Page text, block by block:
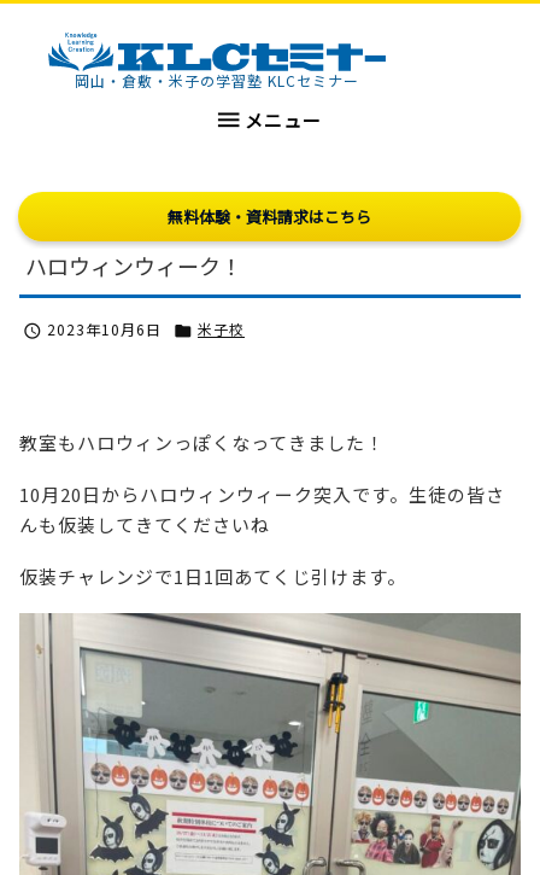
KLCセミナー岡山・倉敷・米子の学習塾 KLCセミナー
 メニュー
無料体験・資料請求はこちら
ハロウィンウィーク！
 2023年10月6日  米子校
教室もハロウィンっぽくなってきました！
10月20日からハロウィンウィーク突入です。生徒の皆さ
んも仮装してきてくださいね
仮装チャレンジで1日1回あてくじ引けます。